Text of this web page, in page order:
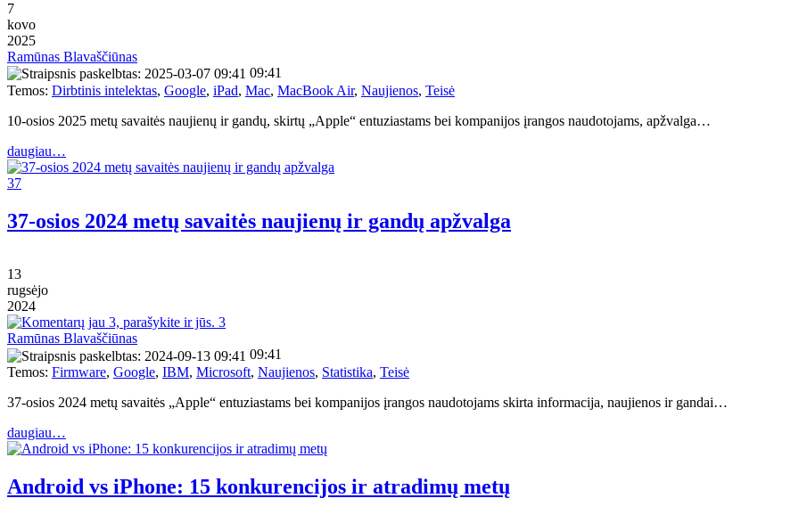
7
kovo
2025
Ramūnas Blavaščiūnas
09:41
Temos: Dirbtinis intelektas, Google, iPad, Mac, MacBook Air, Naujienos, Teisė
10-osios 2025 metų savaitės naujienų ir gandų, skirtų „Apple“ entuziastams bei kompanijos įrangos naudotojams, apžvalga…
daugiau…
37
37-osios 2024 metų savaitės naujienų ir gandų apžvalga
13
rugsėjo
2024
3
Ramūnas Blavaščiūnas
09:41
Temos: Firmware, Google, IBM, Microsoft, Naujienos, Statistika, Teisė
37-osios 2024 metų savaitės „Apple“ entuziastams bei kompanijos įrangos naudotojams skirta informacija, naujienos ir gandai…
daugiau…
Android vs iPhone: 15 konkurencijos ir atradimų metų